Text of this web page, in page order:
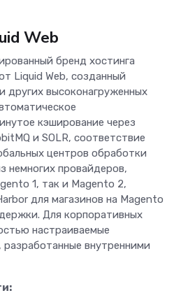
Web
бренд хостинга
Liquid Web, созданный
других высоконагруженных
кэширование через
и SOLR, соответствие
центров обработки
немногих провайдеров,
1, так и Magento 2,
для магазинов на Magento
Для корпоративных
настраиваемые
внутренними